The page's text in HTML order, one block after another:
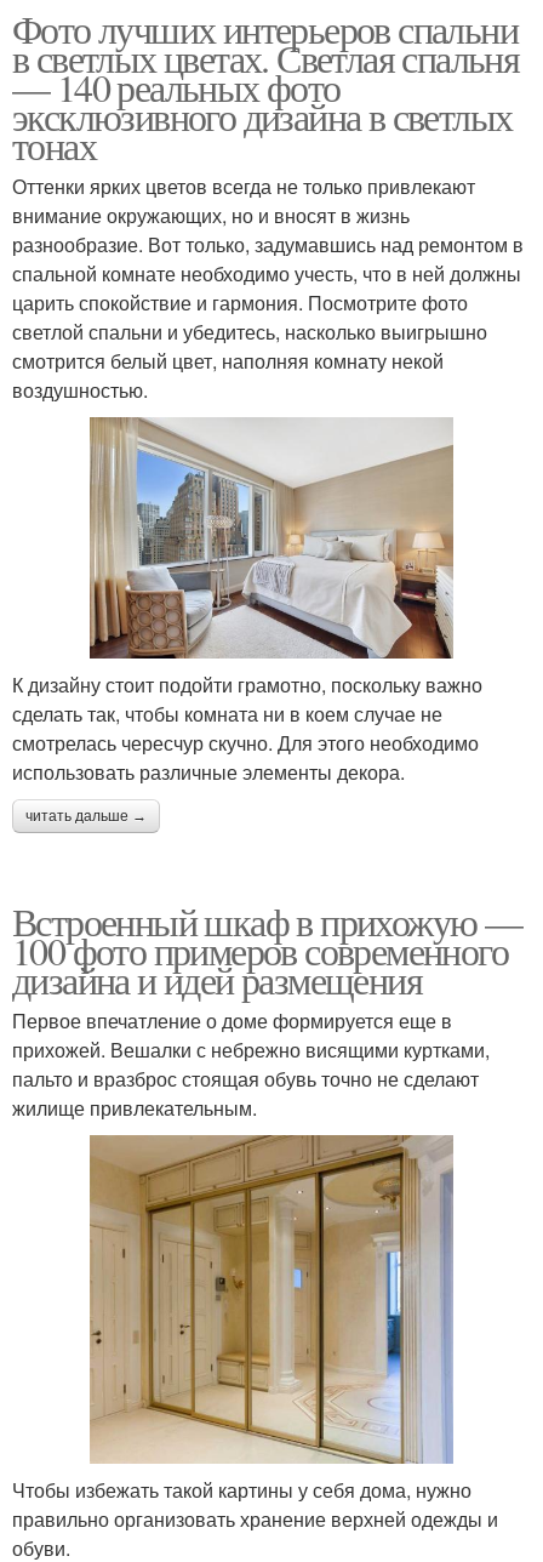
Фото лучших интерьеров спальни
в светлых цветах. Светлая спальня
— 140 реальных фото
эксклюзивного дизайна в светлых
тонах
Оттенки ярких цветов всегда не только привлекают
внимание окружающих, но и вносят в жизнь
разнообразие. Вот только, задумавшись над ремонтом в
спальной комнате необходимо учесть, что в ней должны
царить спокойствие и гармония. Посмотрите фото
светлой спальни и убедитесь, насколько выигрышно
смотрится белый цвет, наполняя комнату некой
воздушностью.
К дизайну стоит подойти грамотно, поскольку важно
сделать так, чтобы комната ни в коем случае не
смотрелась чересчур скучно. Для этого необходимо
использовать различные элементы декора.
читать дальше →
Встроенный шкаф в прихожую —
100 фото примеров современного
дизайна и идей размещения
Первое впечатление о доме формируется еще в
прихожей. Вешалки с небрежно висящими куртками,
пальто и вразброс стоящая обувь точно не сделают
жилище привлекательным.
Чтобы избежать такой картины у себя дома, нужно
правильно организовать хранение верхней одежды и
обуви.